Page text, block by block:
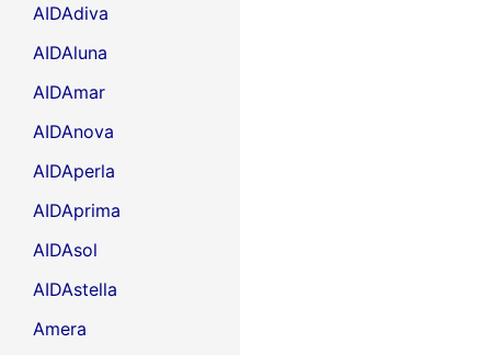
AIDAdiva
AIDAluna
AIDAmar
AIDAnova
AIDAperla
AIDAprima
AIDAsol
AIDAstella
Amera